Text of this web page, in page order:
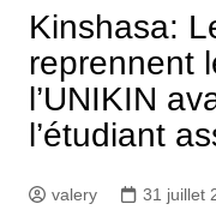
Kinshasa:
reprennent
l’UNIKIN
l’étudiant
valery 31 juillet